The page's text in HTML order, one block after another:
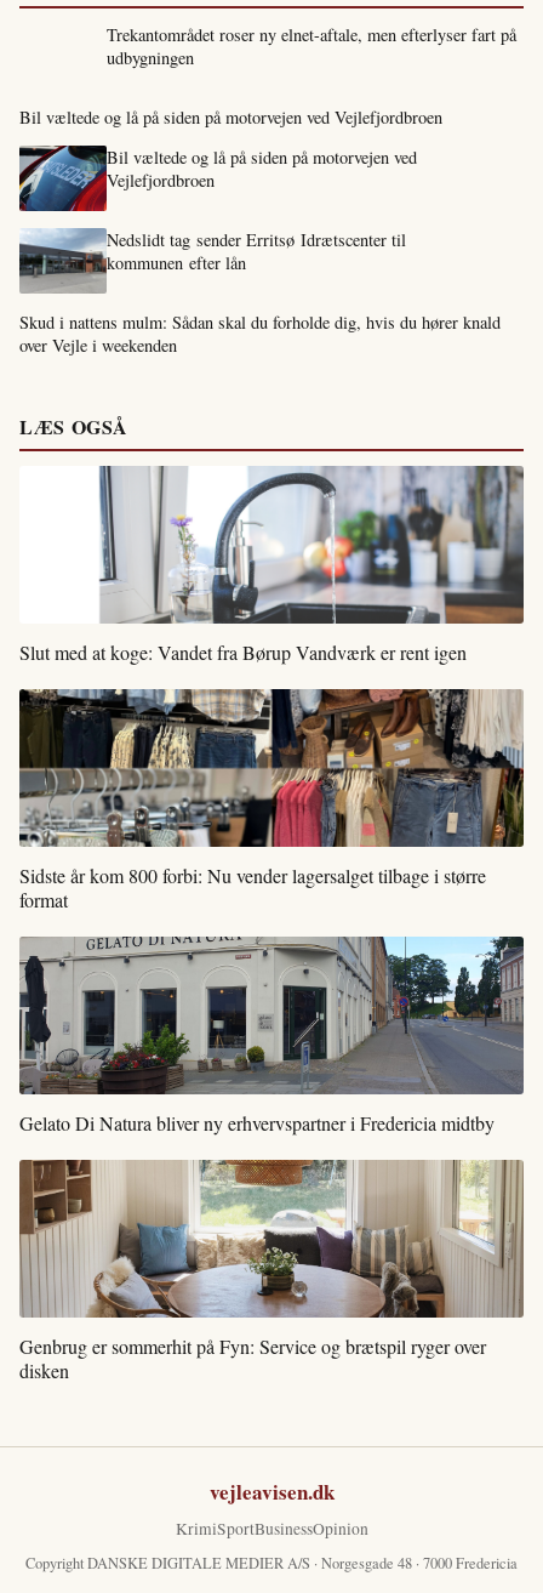
Trekantområdet roser ny elnet-aftale, men efterlyser fart på
udbygningen
Bil væltede og lå på siden på motorvejen ved Vejlefjordbroen
Bil væltede og lå på siden på motorvejen ved
Vejlefjordbroen
Nedslidt tag sender Erritsø Idrætscenter til
kommunen efter lån
Skud i nattens mulm: Sådan skal du forholde dig, hvis du hører knald
over Vejle i weekenden
LÆS OGSÅ
Slut med at koge: Vandet fra Børup Vandværk er rent igen
Sidste år kom 800 forbi: Nu vender lagersalget tilbage i større
format
Gelato Di Natura bliver ny erhvervspartner i Fredericia midtby
Genbrug er sommerhit på Fyn: Service og brætspil ryger over
disken
vejleavisen.dk
KrimiSportBusinessOpinion
Copyright DANSKE DIGITALE MEDIER A/S · Norgesgade 48 · 7000 Fredericia